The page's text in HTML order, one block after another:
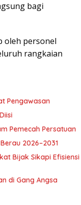
bagi
oleh personel
rangkaian
Pengawasan
Pemecah Persatuan
2026–2031
Bijak Sikapi Efisiensi
di Gang Angsa